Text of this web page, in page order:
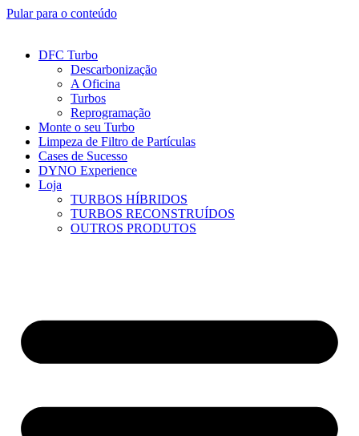
Pular para o conteúdo
DFC Turbo
Descarbonização
A Oficina
Turbos
Reprogramação
Monte o seu Turbo
Limpeza de Filtro de Partículas
Cases de Sucesso
DYNO Experience
Loja
TURBOS HÍBRIDOS
TURBOS RECONSTRUÍDOS
OUTROS PRODUTOS